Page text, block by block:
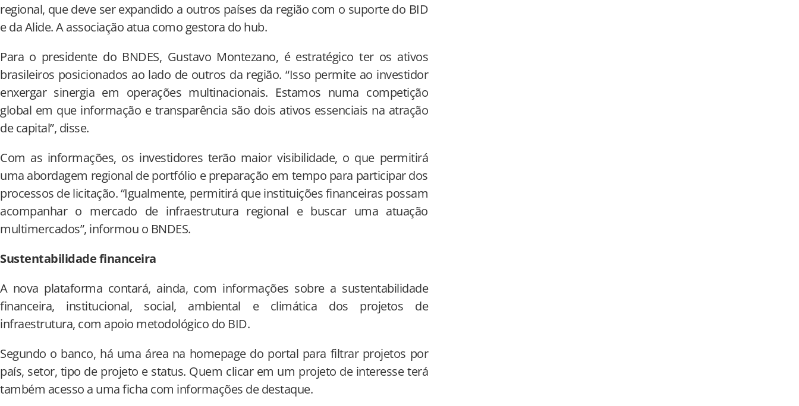
regional, que deve ser expandido a outros países da região com o suporte do BID
e da Alide. A associação atua como gestora do hub.
Para o presidente do BNDES, Gustavo Montezano, é estratégico ter os ativos
brasileiros posicionados ao lado de outros da região. “Isso permite ao investidor
enxergar sinergia em operações multinacionais. Estamos numa competição
global em que informação e transparência são dois ativos essenciais na atração
de capital”, disse.
Com as informações, os investidores terão maior visibilidade, o que permitirá
uma abordagem regional de portfólio e preparação em tempo para participar dos
processos de licitação. “Igualmente, permitirá que instituições financeiras possam
acompanhar o mercado de infraestrutura regional e buscar uma atuação
multimercados”, informou o BNDES.
Sustentabilidade financeira
A nova plataforma contará, ainda, com informações sobre a sustentabilidade
financeira, institucional, social, ambiental e climática dos projetos de
infraestrutura, com apoio metodológico do BID.
Segundo o banco, há uma área na homepage do portal para filtrar projetos por
país, setor, tipo de projeto e status. Quem clicar em um projeto de interesse terá
também acesso a uma ficha com informações de destaque.